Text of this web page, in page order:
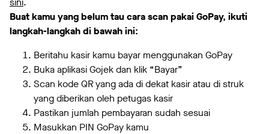
Buat kamu yang belum tau cara scan pakai GoPay, ikuti
langkah-langkah di bawah ini:
Beritahu kasir kamu bayar menggunakan GoPay
Buka aplikasi Gojek dan klik “Bayar”
Scan kode QR yang ada di dekat kasir atau di struk
yang diberikan oleh petugas kasir
Pastikan jumlah pembayaran sudah sesuai
Masukkan PIN GoPay kamu